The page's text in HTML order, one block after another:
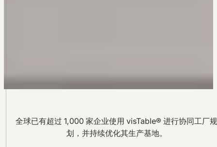
全球已有超过 1,000 家企业使用 visTable® 进行协同工厂
划，并持续优化其生产基地。